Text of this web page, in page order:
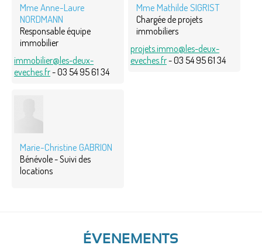
Mme Anne-Laure
NORDMANN
Responsable équipe
immobilier
immobilier@les-deux-
eveches.fr- 03 54 95 61 34
Mme Mathilde SIGRIST
Chargée de projets
immobiliers
projets.immo@les-deux-
eveches.fr- 03 54 95 61 34
Marie-Christine GABRION
Bénévole - Suivi des
locations
ÉVENEMENTS